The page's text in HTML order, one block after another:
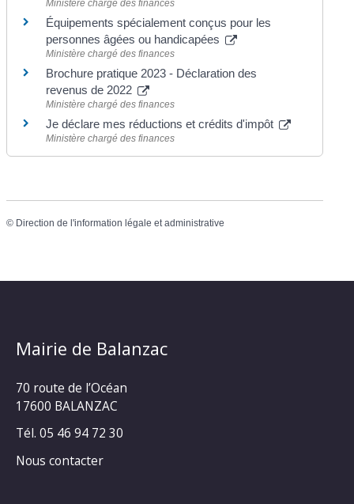
Ministère chargé des finances
Équipements spécialement conçus pour les
personnes âgées ou handicapées
Ministère chargé des finances
Brochure pratique 2023 - Déclaration des
revenus de 2022
Ministère chargé des finances
Je déclare mes réductions et crédits d'impôt
Ministère chargé des finances
© Direction de l'information légale et administrative
Mairie de Balanzac
70 route de l’Océan
17600 BALANZAC
Tél. 05 46 94 72 30
Nous contacter